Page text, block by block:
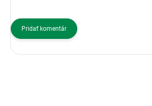
Pridať komentár